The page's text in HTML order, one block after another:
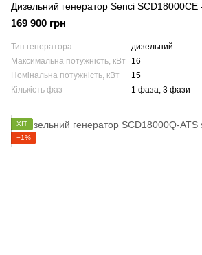
Дизельний генератор Senci SCD18000CE
169 900 грн
Тип генератора
дизельний
Максимальна потужність, кВт
16
Номінальна потужність, кВт
15
Кількість фаз
1 фаза, 3 фази
ХІТ
−1%